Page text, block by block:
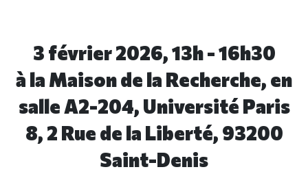
3 février 2026, 13h - 16h30
à la Maison de la Recherche, en
salle A2-204, Université Paris
8, 2 Rue de la Liberté, 93200
Saint-Denis